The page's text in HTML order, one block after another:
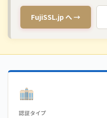
FujiSSL.jp へ →
認証タイプ